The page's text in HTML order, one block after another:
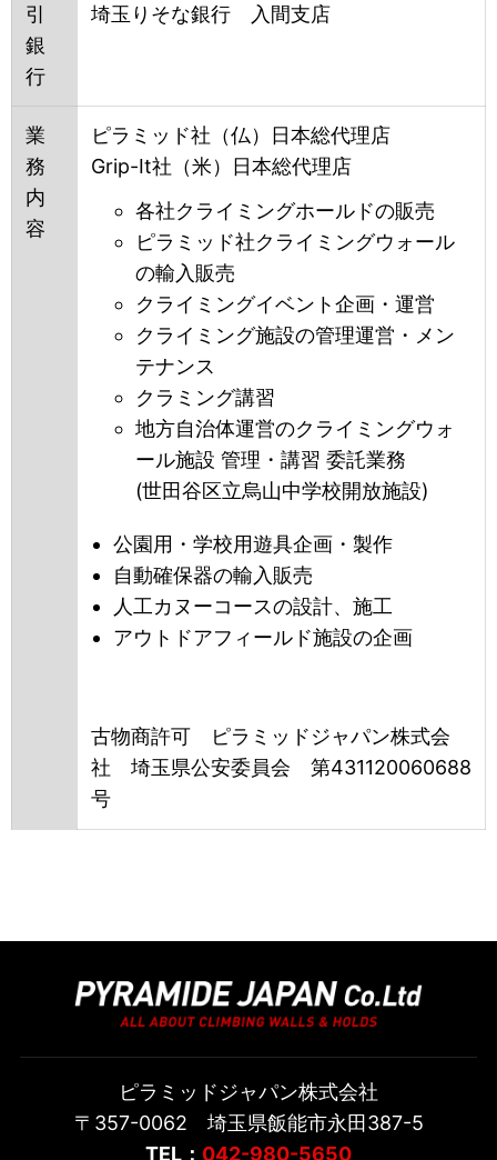
引
銀
行
埼玉りそな銀行 入間支店
業
務
内
容
ピラミッド社（仏）日本総代理店
Grip-It社（米）日本総代理店
各社クライミングホールドの販売
ピラミッド社クライミングウォール
の輸入販売
クライミングイベント企画・運営
クライミング施設の管理運営・メン
テナンス
クラミング講習
地方自治体運営のクライミングウォ
ール施設 管理・講習 委託業務
(世田谷区立烏山中学校開放施設)
公園用・学校用遊具企画・製作
自動確保器の輸入販売
人工カヌーコースの設計、施工
アウトドアフィールド施設の企画
古物商許可 ピラミッドジャパン株式会
社 埼玉県公安委員会 第431120060688
号
ピラミッドジャパン株式会社
〒357-0062 埼玉県飯能市永田387-5
TEL： 042-980-5650